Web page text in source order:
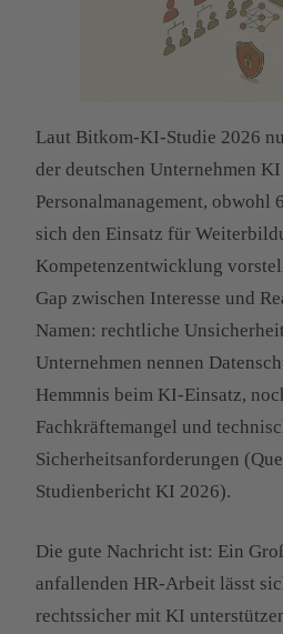
Laut Bitkom-KI-Studie 2026
der deutschen Unternehmen
Personalmanagement, obwohl
sich den Einsatz für
Kompetenzentwicklung
Gap zwischen Interesse und
Namen: rechtliche
Unternehmen nennen
Hemmnis beim KI-Einsatz,
Fachkräftemangel und
Sicherheitsanforderungen
Studienbericht KI 2026).
Die gute Nachricht ist: Ein
anfallenden HR-Arbeit lässt
rechtssicher mit KI